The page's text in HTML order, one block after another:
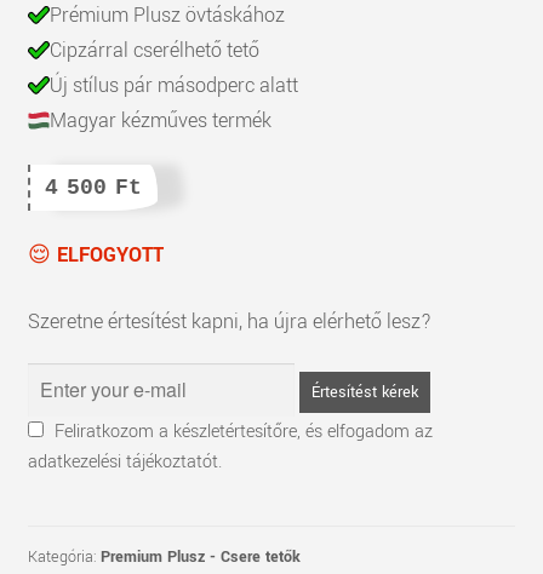
Prémium Plusz övtáskához
Cipzárral cserélhető tető
Új stílus pár másodperc alatt
Magyar kézműves termék
4 500 Ft
ELFOGYOTT
Szeretne értesítést kapni, ha újra elérhető lesz?
Értesítést kérek
Feliratkozom a készletértesítőre, és elfogadom az
adatkezelési tájékoztatót.
Kategória: Premium Plusz - Csere tetők